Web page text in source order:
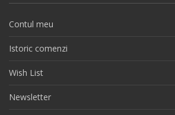
Contul meu
Istoric comenzi
Wish List
Newsletter